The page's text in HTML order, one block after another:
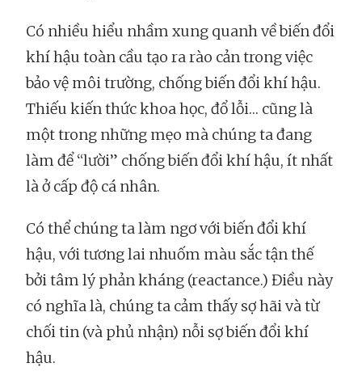
Có nhiều hiểu nhầm xung quanh về biến đổi
khí hậu toàn cầu tạo ra rào cản trong việc
bảo vệ môi trường, chống biến đổi khí hậu.
Thiếu kiến thức khoa học, đổ lỗi… cũng là
một trong những mẹo mà chúng ta đang
làm để “lười” chống biến đổi khí hậu, ít nhất
là ở cấp độ cá nhân.
Có thể chúng ta làm ngơ với biến đổi khí
hậu, với tương lai nhuốm màu sắc tận thế
bởi tâm lý phản kháng (reactance.) Điều này
có nghĩa là, chúng ta cảm thấy sợ hãi và từ
chối tin (và phủ nhận) nỗi sợ biến đổi khí
hậu.